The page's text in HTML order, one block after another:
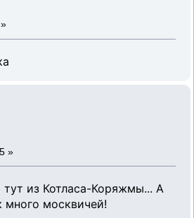
»
тут из Котласа-Коряжмы... А
много москвичей!